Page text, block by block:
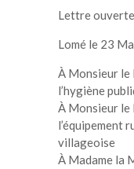
Lettre ouverte
Lomé le 23
À Monsieur le
l’hygiène
À Monsieur le
l’équipement
villageoise
À Madame la